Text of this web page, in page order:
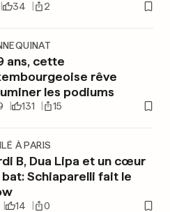
34 2
ans, cette
rêve
les podiums
131 15
À PARIS
B, Dua Lipa et un cœur
bat: Schiaparelli fait le
14 0